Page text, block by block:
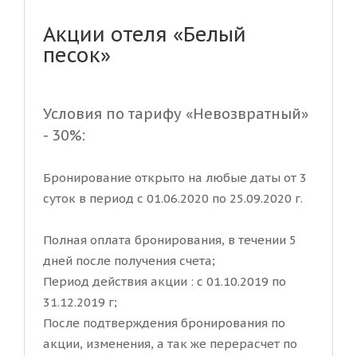
Акции отеля «Белый
песок»
Условия по тарифу «Невозвратный»
- 30%:
Бронирование открыто на любые даты от 3
суток в период с 01.06.2020 по 25.09.2020 г.
Полная оплата бронирования, в течении 5
дней после получения счета;
Период действия акции : с 01.10.2019 по
31.12.2019 г;
После подтверждения бронирования по
акции, изменения, а так же перерасчет по